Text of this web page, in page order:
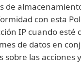
de
con esta
IP cuando esté
de datos en
las acciones